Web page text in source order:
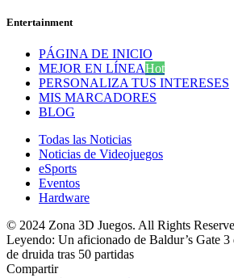
Entertainment
PÁGINA DE INICIO
MEJOR EN LÍNEAHot
PERSONALIZA TUS INTERESES
MIS MARCADORES
BLOG
Todas las Noticias
Noticias de Videojuegos
eSports
Eventos
Hardware
© 2024 Zona 3D Juegos. All Rights
Leyendo: Un aficionado de Baldur’s Gate
de druida tras 50 partidas
Compartir